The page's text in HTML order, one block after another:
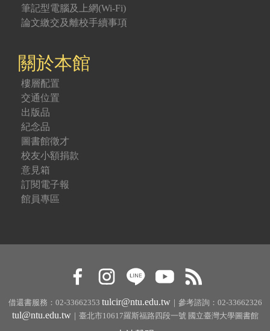
筆記型電腦及上網(Wi-Fi)
論文繳交及離校手續事項
關於本館
樓層配置
交通位置
出版品
紀念品
圖書館徵才
校友小額捐款
意見箱
訂閱電子報
館員專區
借還書服務：02-33662353 tulcir@ntu.edu.tw｜參考諮詢：02-33662326
tul@ntu.edu.tw｜臺北市10617羅斯福路四段一號 國立臺灣大學圖書館